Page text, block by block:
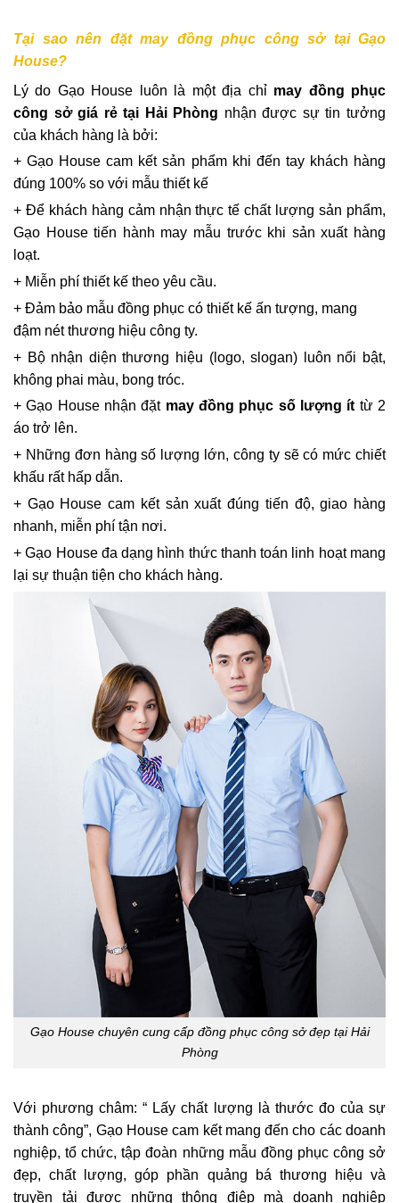
Tại sao nên đặt may đồng phục công sở tại Gạo
House?
Lý do Gạo House luôn là một địa chỉ may đồng phục
công sở giá rẻ tại Hải Phòng nhận được sự tin tưởng
của khách hàng là bởi:
+ Gạo House cam kết sản phẩm khi đến tay khách hàng
đúng 100% so với mẫu thiết kế
+ Để khách hàng cảm nhận thực tế chất lượng sản phẩm,
Gạo House tiến hành may mẫu trước khi sản xuất hàng
loạt.
+ Miễn phí thiết kế theo yêu cầu.
+ Đảm bảo mẫu đồng phục có thiết kế ấn tượng, mang
đậm nét thương hiệu công ty.
+ Bộ nhận diện thương hiệu (logo, slogan) luôn nổi bật,
không phai màu, bong tróc.
+ Gạo House nhận đặt may đồng phục số lượng íttừ 2
áo trở lên.
+ Những đơn hàng số lượng lớn, công ty sẽ có mức chiết
khấu rất hấp dẫn.
+ Gạo House cam kết sản xuất đúng tiến độ, giao hàng
nhanh, miễn phí tận nơi.
+ Gạo House đa dạng hình thức thanh toán linh hoạt mang
lại sự thuận tiện cho khách hàng.
Gạo House chuyên cung cấp đồng phục công sở đẹp tại Hải
Phòng
Với phương châm: “ Lấy chất lượng là thước đo của sự
thành công”, Gạo House cam kết mang đến cho các doanh
nghiệp, tổ chức, tập đoàn những mẫu đồng phục công sở
đẹp, chất lượng, góp phần quảng bá thương hiệu và
truyền tải được những thông điệp mà doanh nghiệp